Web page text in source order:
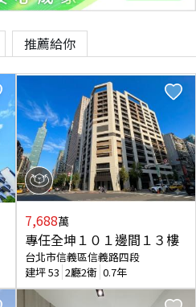
推薦給你
7,688萬
專任全坤１０１邊間１３樓
台北市信義區信義路四段
建坪53 2廳2衛 0.7年